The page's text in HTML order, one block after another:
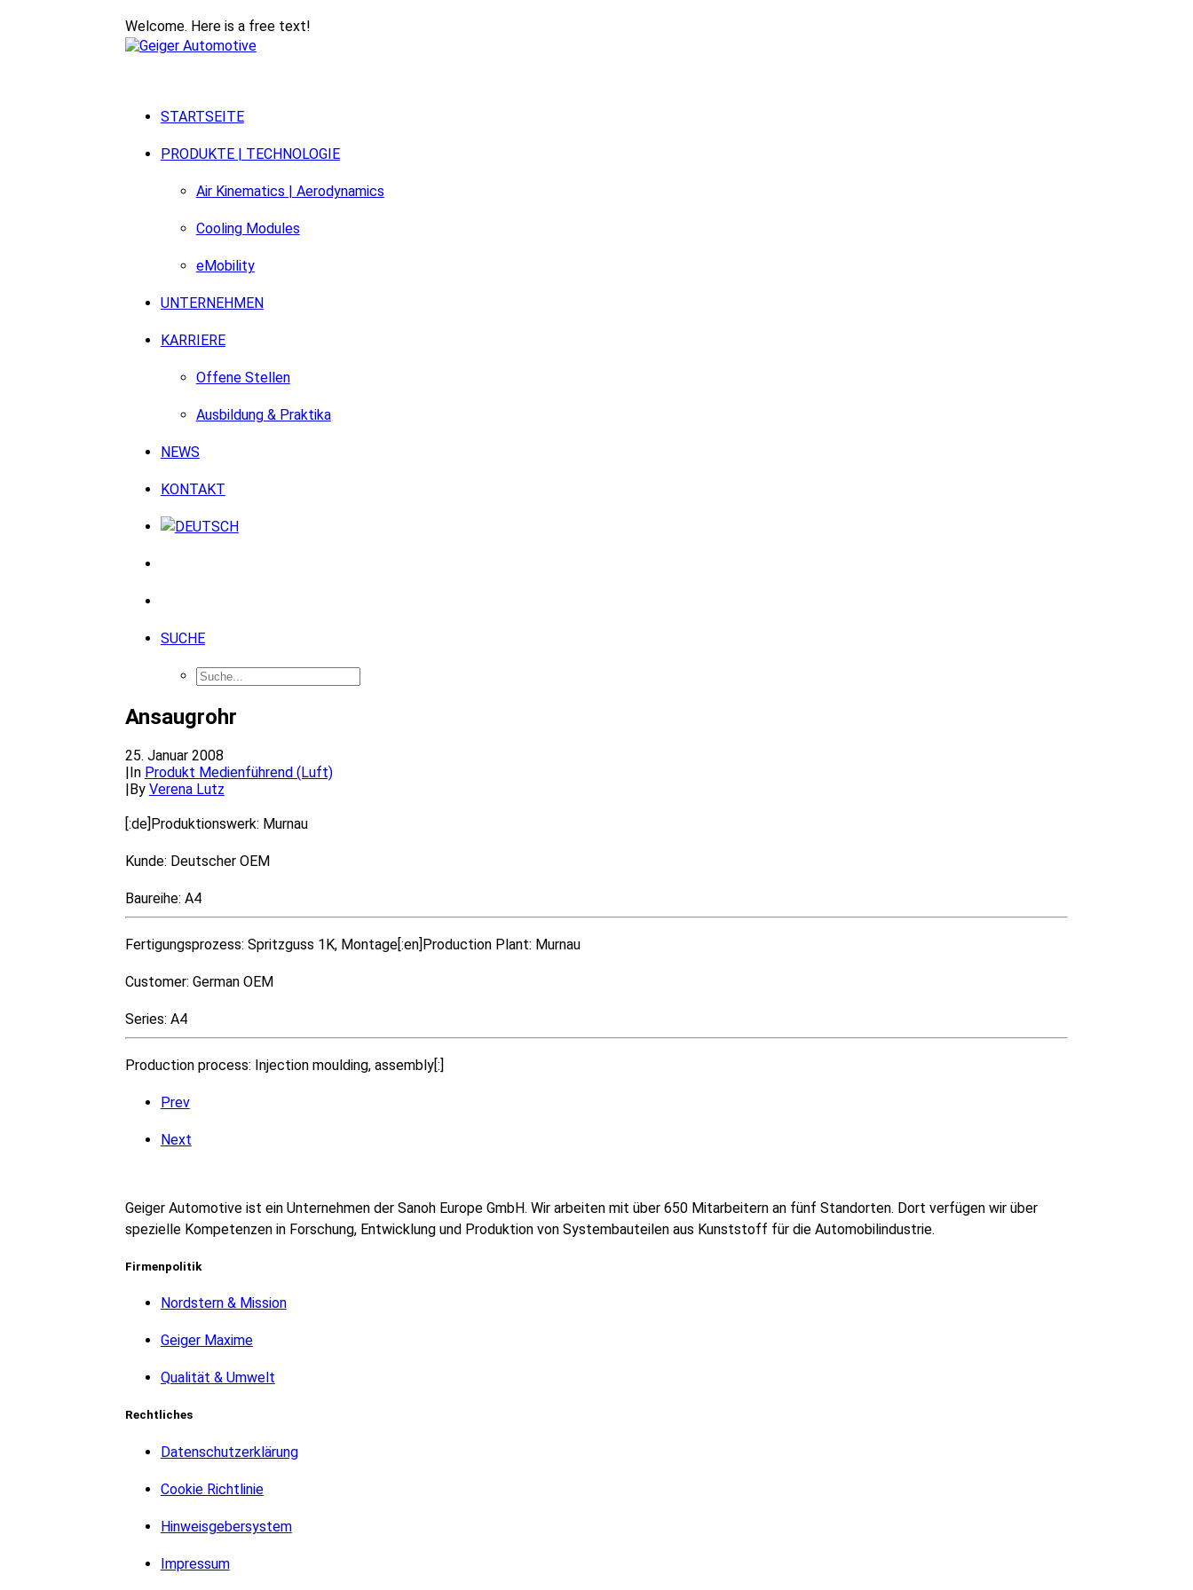
Welcome. Here is a free text!
STARTSEITE
PRODUKTE | TECHNOLOGIE
Air Kinematics | Aerodynamics
Cooling Modules
eMobility
UNTERNEHMEN
KARRIERE
Offene Stellen
Ausbildung & Praktika
NEWS
KONTAKT
SUCHE
Ansaugrohr
25. Januar 2008
|In Produkt Medienführend (Luft)
|By Verena Lutz
[:de]Produktionswerk: Murnau
Kunde: Deutscher OEM
Baureihe: A4
Fertigungsprozess: Spritzguss 1K, Montage[:en]Production Plant: Murnau
Customer: German OEM
Series: A4
Production process: Injection moulding, assembly[:]
Prev
Next
Geiger Automotive ist ein Unternehmen der Sanoh Europe GmbH. Wir arbeiten mit über 650 Mitarbeitern an fünf Standorten. Dort verfügen wir über
spezielle Kompetenzen in Forschung, Entwicklung und Produktion von Systembauteilen aus Kunststoff für die Automobilindustrie.
Firmenpolitik
Nordstern & Mission
Geiger Maxime
Qualität & Umwelt
Rechtliches
Datenschutzerklärung
Cookie Richtlinie
Hinweisgebersystem
Impressum